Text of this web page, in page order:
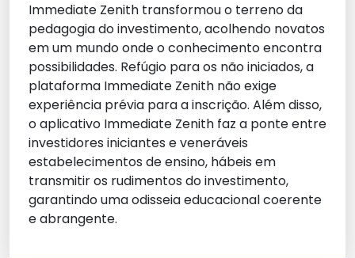
Immediate Zenith transformou o terreno da
pedagogia do investimento, acolhendo novatos
em um mundo onde o conhecimento encontra
possibilidades. Refúgio para os não iniciados, a
plataforma Immediate Zenith não exige
experiência prévia para a inscrição. Além disso,
o aplicativo Immediate Zenith faz a ponte entre
investidores iniciantes e veneráveis
estabelecimentos de ensino, hábeis em
transmitir os rudimentos do investimento,
garantindo uma odisseia educacional coerente
e abrangente.